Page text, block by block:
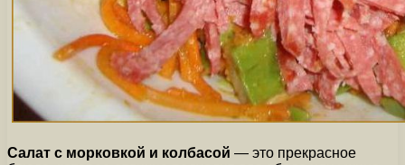
Салат с морковкой и колбасой — это прекрасное